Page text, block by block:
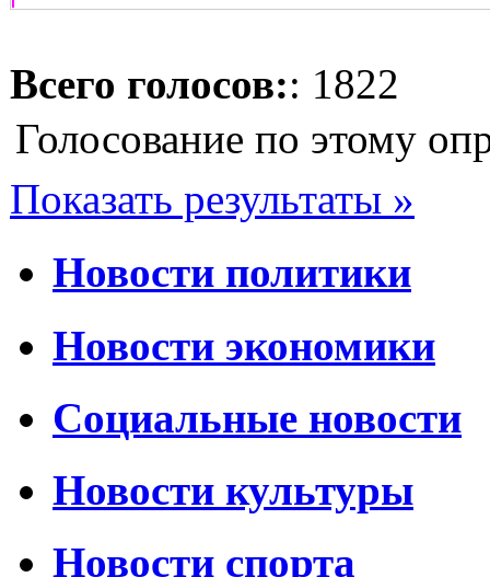
Всего голосов:: 1822
Голосование по этому
Показать результаты »
Новости политики
Новости экономики
Социальные новости
Новости культуры
Новости спорта